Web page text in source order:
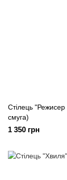
Стілець
смуга)
1 350 грн